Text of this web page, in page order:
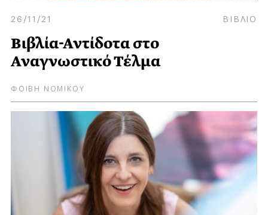
26/11/21 ΒΙΒΛΙΟ
Βιβλία-Αντίδοτα στο
Αναγνωστικό Τέλμα
ΦΟΙΒΗ ΝΟΜΙΚΟΥ